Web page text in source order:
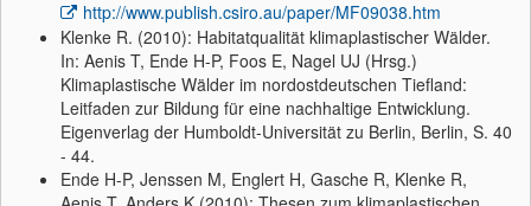
http://www.publish.csiro.au/paper/MF09038.htm
Klenke R. (2010): Habitatqualität klimaplastischer Wälder.
In: Aenis T, Ende H-P, Foos E, Nagel UJ (Hrsg.)
Klimaplastische Wälder im nordostdeutschen Tiefland:
Leitfaden zur Bildung für eine nachhaltige Entwicklung.
Eigenverlag der Humboldt-Universität zu Berlin, Berlin, S. 40
- 44.
Ende H-P, Jenssen M, Englert H, Gasche R, Klenke R,